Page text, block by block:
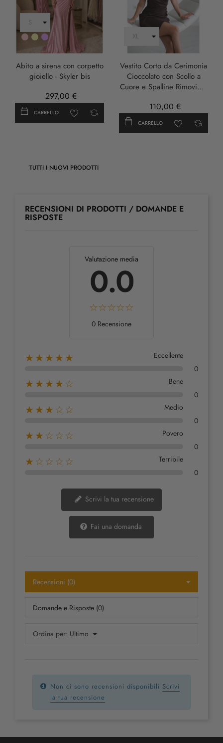
RosaOroLILLA
Abito a sirena con corpetto
gioiello - Skyler bis
297,00 €
CARRELLO
Vestito Corto da Cerimonia
Cioccolato con Scollo a
Cuore e Spalline Rimovibili
110,00 €
CARRELLO
TUTTI I NUOVI PRODOTTI
RECENSIONI DI PRODOTTI / DOMANDE E
RISPOSTE
Valutazione media
0.0
0 Recensione
★★★★★
Eccellente
0
★★★★☆
Bene
0
★★★☆☆
Medio
0
★★☆☆☆
Povero
0
★☆☆☆☆
Terribile
0
Scrivi la tua recensione
Fai una domanda
Recensioni (0)
Domande e Risposte (0)
Ordina per: Ultimo
Non ci sono recensioni disponibili Scrivi
la tua recensione